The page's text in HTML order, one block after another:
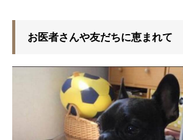
お医者さんや友だちに恵まれて